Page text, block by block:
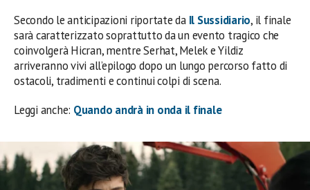
Secondo le anticipazioni riportate da Il Sussidiario, il finale
sarà caratterizzato soprattutto da un evento tragico che
coinvolgerà Hicran, mentre Serhat, Melek e Yildiz
arriveranno vivi all’epilogo dopo un lungo percorso fatto di
ostacoli, tradimenti e continui colpi di scena.
Leggi anche: Quando andrà in onda il finale